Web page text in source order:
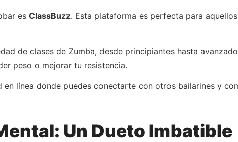
es ClassBuzz. Esta plataforma es perfecta para
de clases de Zumba, desde principiantes hasta
peso o mejorar tu resistencia.
línea donde puedes conectarte con otros bailarines y
Un Dueto Imbatible